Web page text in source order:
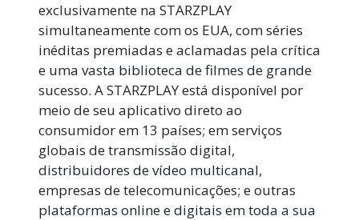
exclusivamente na STARZPLAY
simultaneamente com os EUA, com séries
inéditas premiadas e aclamadas pela crítica
e uma vasta biblioteca de filmes de grande
sucesso. A STARZPLAY está disponível por
meio de seu aplicativo direto ao
consumidor em 13 países; em serviços
globais de transmissão digital,
distribuidores de vídeo multicanal,
empresas de telecomunicações; e outras
plataformas online e digitais em toda a sua